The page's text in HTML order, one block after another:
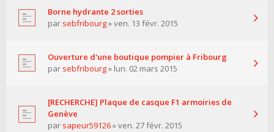
Borne hydrante 2 sorties
par sebfribourg» ven. 13 févr. 2015
Ouverture d'une boutique pompier à Fribourg
par sebfribourg» lun. 02 mars 2015
[RECHERCHE] Plaque de casque F1 armoiries de
Genève
par sapeur59126» ven. 27 févr. 2015